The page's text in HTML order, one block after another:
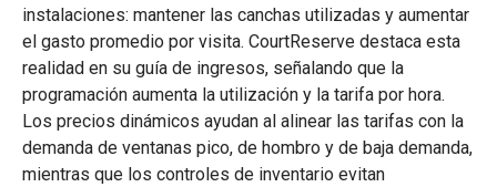
instalaciones: mantener las canchas utilizadas y aumentar
el gasto promedio por visita. CourtReserve destaca esta
realidad en su guía de ingresos, señalando que la
programación aumenta la utilización y la tarifa por hora.
Los precios dinámicos ayudan al alinear las tarifas con la
demanda de ventanas pico, de hombro y de baja demanda,
mientras que los controles de inventario evitan